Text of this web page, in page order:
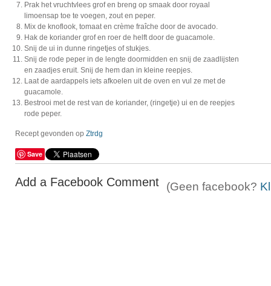
Prak het vruchtvlees grof en breng op smaak door royaal
limoensap toe te voegen, zout en peper.
Mix de knoflook, tomaat en crème fraîche door de avocado.
Hak de koriander grof en roer de helft door de guacamole.
Snij de ui in dunne ringetjes of stukjes.
Snij de rode peper in de lengte doormidden en snij de zaadlijsten
en zaadjes eruit. Snij de hem dan in kleine reepjes.
Laat de aardappels iets afkoelen uit de oven en vul ze met de
guacamole.
Bestrooi met de rest van de koriander, (ringetje) ui en de reepjes
rode peper.
Recept gevonden op Ztrdg
Save
Add a Facebook Comment (Geen facebook?